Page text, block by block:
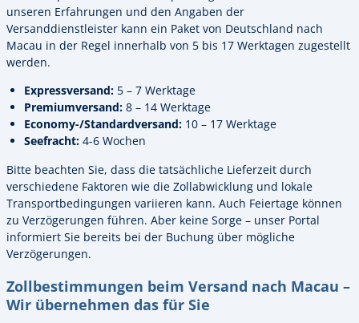
unseren Erfahrungen und den Angaben der
Versanddienstleister kann ein Paket von Deutschland nach
Macau in der Regel innerhalb von 5 bis 17 Werktagen zugestellt
werden.
Expressversand: 5 – 7 Werktage
Premiumversand: 8 – 14 Werktage
Economy-/Standardversand: 10 – 17 Werktage
Seefracht: 4-6 Wochen
Bitte beachten Sie, dass die tatsächliche Lieferzeit durch
verschiedene Faktoren wie die Zollabwicklung und lokale
Transportbedingungen variieren kann. Auch Feiertage können
zu Verzögerungen führen. Aber keine Sorge – unser Portal
informiert Sie bereits bei der Buchung über mögliche
Verzögerungen.
Zollbestimmungen beim Versand nach Macau –
Wir übernehmen das für Sie